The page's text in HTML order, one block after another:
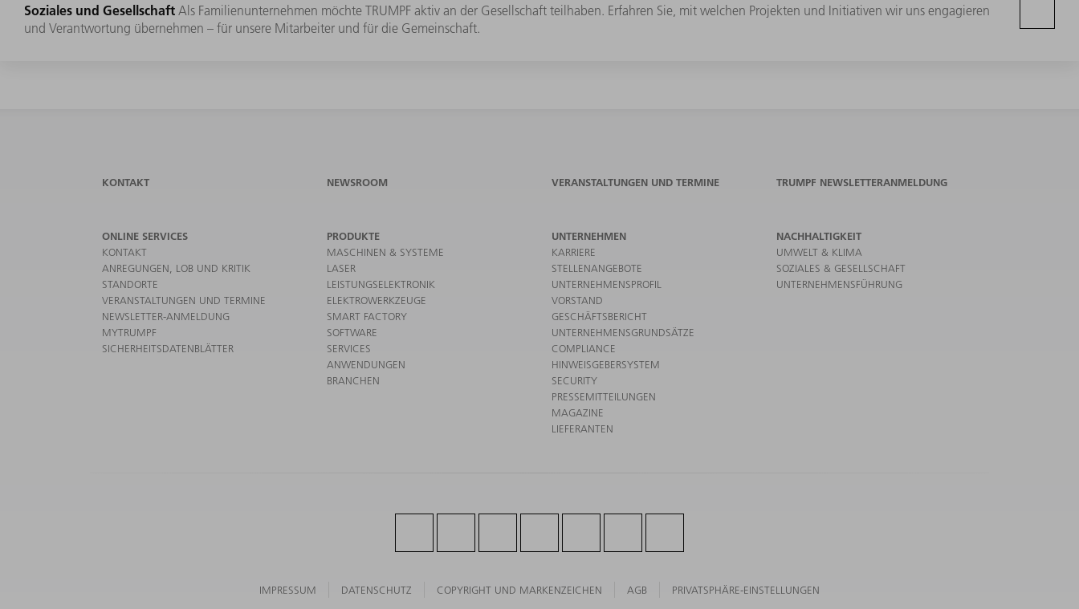
Soziales und Gesellschaft Als Familienunternehmen möchte TRUMPF aktiv an der Gesellschaft teilhaben. Erfahren Sie, mit welchen Projekten und Initiativen wir uns engagieren
und Verantwortung übernehmen – für unsere Mitarbeiter und für die Gemeinschaft.
KONTAKT NEWSROOM VERANSTALTUNGEN UND TERMINE TRUMPF NEWSLETTERANMELDUNG
ONLINE SERVICES
KONTAKT
ANREGUNGEN, LOB UND KRITIK
STANDORTE
VERANSTALTUNGEN UND TERMINE
NEWSLETTER-ANMELDUNG
MYTRUMPF
SICHERHEITSDATENBLÄTTER
PRODUKTE
MASCHINEN & SYSTEME
LASER
LEISTUNGSELEKTRONIK
ELEKTROWERKZEUGE
SMART FACTORY
SOFTWARE
SERVICES
ANWENDUNGEN
BRANCHEN
UNTERNEHMEN
KARRIERE
STELLENANGEBOTE
UNTERNEHMENSPROFIL
VORSTAND
GESCHÄFTSBERICHT
UNTERNEHMENSGRUNDSÄTZE
COMPLIANCE
HINWEISGEBERSYSTEM
SECURITY
PRESSEMITTEILUNGEN
MAGAZINE
LIEFERANTEN
NACHHALTIGKEIT
UMWELT & KLIMA
SOZIALES & GESELLSCHAFT
UNTERNEHMENSFÜHRUNG
IMPRESSUM DATENSCHUTZ COPYRIGHT UND MARKENZEICHEN AGB PRIVATSPHÄRE-EINSTELLUNGEN